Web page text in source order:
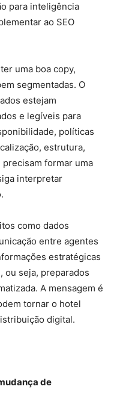
para inteligência
ao SEO
uma boa copy,
segmentadas. O
estejam
e legíveis para
políticas
estrutura,
formar uma
interpretar
como dados
entre agentes
estratégicas
ou seja, preparados
A mensagem é
tornar o hotel
digital.
de